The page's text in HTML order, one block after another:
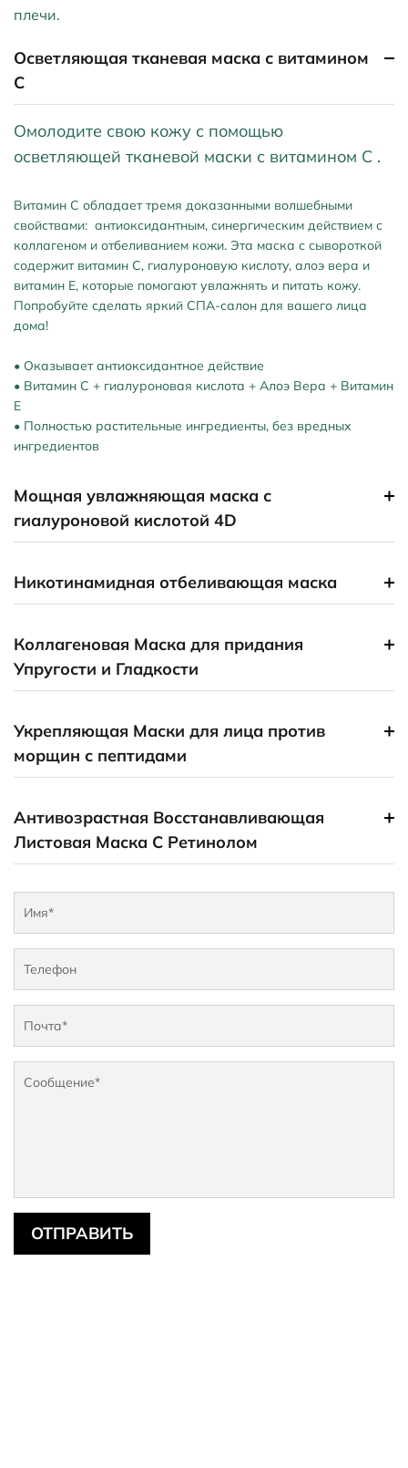
плечи.
Осветляющая тканевая маска с витамином
С
Омолодите свою кожу с помощью
осветляющей тканевой маски с витамином С .
Витамин С обладает тремя доказанными волшебными
свойствами: антиоксидантным, синергическим действием с
коллагеном и отбеливанием кожи. Эта маска с сывороткой
содержит витамин С, гиалуроновую кислоту, алоэ вера и
витамин Е, которые помогают увлажнять и питать кожу.
Попробуйте сделать яркий СПА-салон для вашего лица
дома!
• Оказывает антиоксидантное действие
• Витамин С + гиалуроновая кислота + Алоэ Вера + Витамин
Е
• Полностью растительные ингредиенты, без вредных
ингредиентов
Мощная увлажняющая маска с
гиалуроновой кислотой 4D
Никотинамидная отбеливающая маска
Коллагеновая Маска для придания
Упругости и Гладкости
Укрепляющая Маски для лица против
морщин с пептидами
Антивозрастная Восстанавливающая
Листовая Маска С Ретинолом